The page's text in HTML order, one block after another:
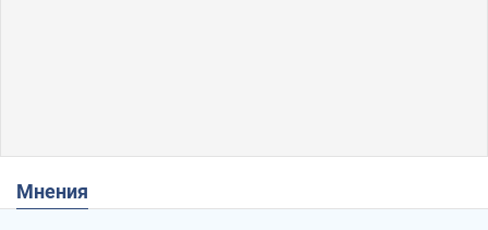
Мнения